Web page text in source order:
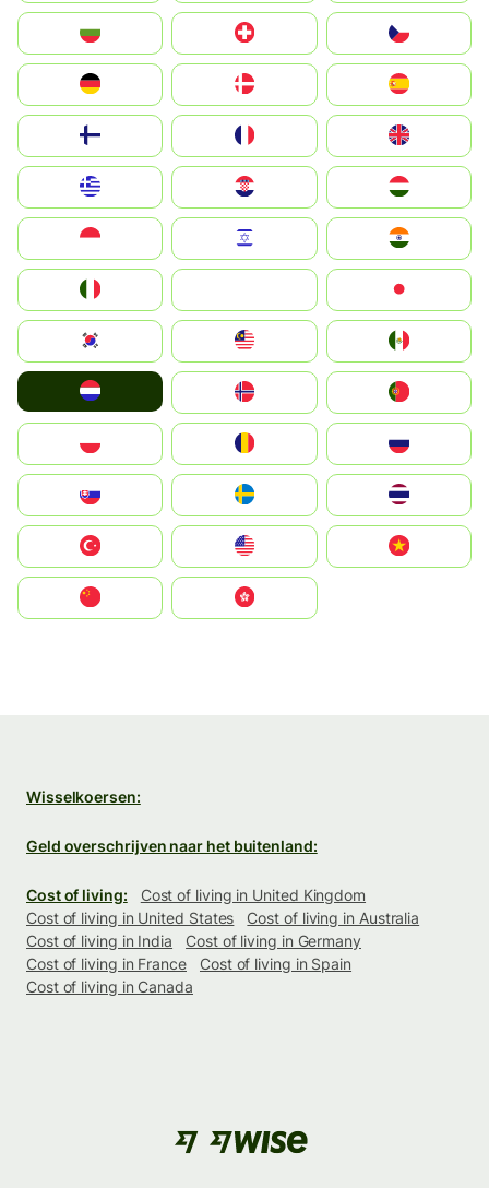
Switzerland
Deutschland
United Kingdom
Magyarország
South Korea
United States
中國香港特別行政區
Wisselkoersen:
Geld overschrijven naar het buitenland:
Cost of living:
Cost of living in United Kingdom
Cost of living in United States
Cost of living in Australia
Cost of living in India
Cost of living in Germany
Cost of living in France
Cost of living in Spain
Cost of living in Canada